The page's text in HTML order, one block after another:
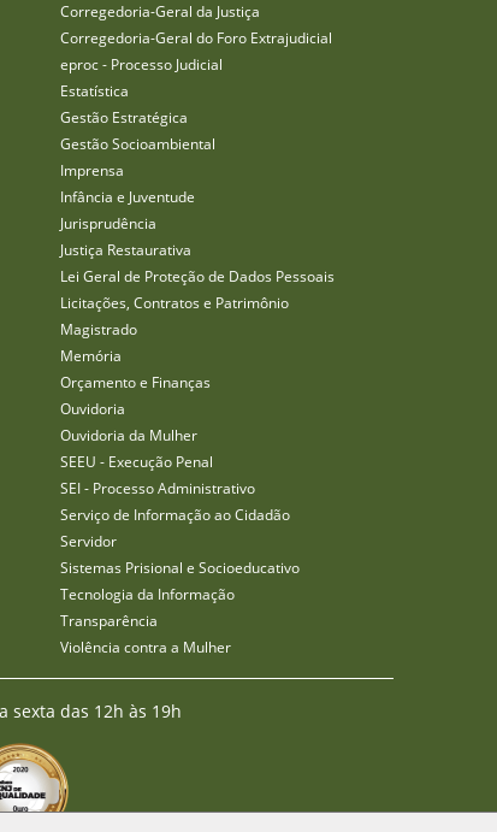
Corregedoria-Geral da Justiça
Corregedoria-Geral do Foro Extrajudicial
eproc - Processo Judicial
Estatística
Gestão Estratégica
Gestão Socioambiental
Imprensa
Infância e Juventude
Jurisprudência
Justiça Restaurativa
Lei Geral de Proteção de Dados Pessoais
Licitações, Contratos e Patrimônio
Magistrado
Memória
Orçamento e Finanças
Ouvidoria
Ouvidoria da Mulher
SEEU - Execução Penal
SEI - Processo Administrativo
Serviço de Informação ao Cidadão
Servidor
Sistemas Prisional e Socioeducativo
Tecnologia da Informação
Transparência
Violência contra a Mulher
sexta das 12h às 19h